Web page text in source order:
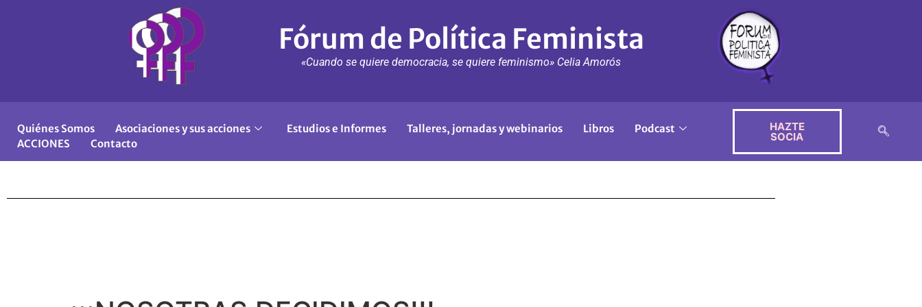
Fórum de Política Feminista
«Cuando se quiere democracia, se quiere feminismo» Celia Amorós
Quiénes Somos Asociaciones y sus acciones Estudios e Informes Talleres, jornadas y webinarios Libros
Podcast
ACCIONES
Contacto
HAZTE
SOCIA